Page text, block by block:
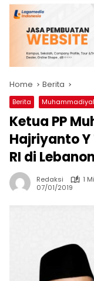
Home Berita
Berita
Ketua PP
Hajriyanto
RI di Lebanon
Redaksi
1
07/01/2019